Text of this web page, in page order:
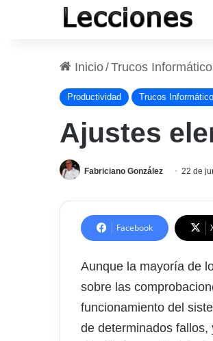
Inicio/Trucos
Productividad Trucos
Ajustes
Fabriciano González 22 de
Facebook
Aunque la mayoría de
sobre las
funcionamiento del
de determinados fallos,